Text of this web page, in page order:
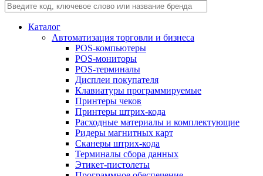
Каталог
Автоматизация торговли и бизнеса
POS-компьютеры
POS-мониторы
POS-терминалы
Дисплеи покупателя
Клавиатуры программируемые
Принтеры чеков
Принтеры штрих-кода
Расходные материалы и комплектующие
Ридеры магнитных карт
Сканеры штрих-кода
Терминалы сбора данных
Этикет-пистолеты